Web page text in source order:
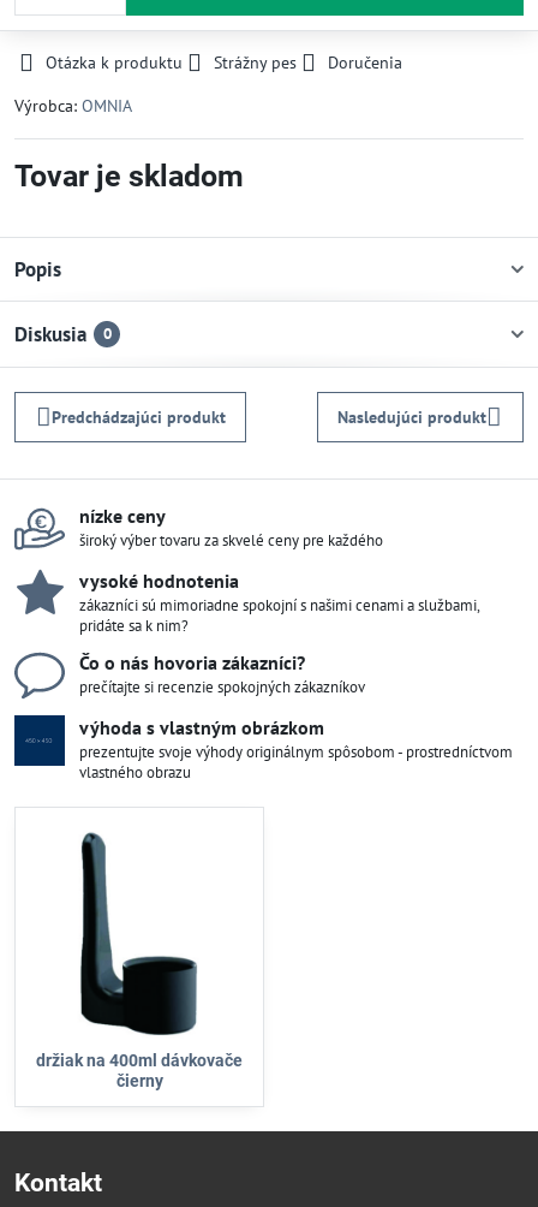
Otázka k produktu Strážny pes
Doručenia
Výrobca: OMNIA
Tovar je skladom
Popis
Diskusia 0
Predchádzajúci produkt Nasledujúci produkt
nízke ceny
široký výber tovaru za skvelé ceny pre každého
vysoké hodnotenia
zákazníci sú mimoriadne spokojní s našimi cenami a službami,
pridáte sa k nim?
Čo o nás hovoria zákazníci?
prečítajte si recenzie spokojných zákazníkov
výhoda s vlastným obrázkom
prezentujte svoje výhody originálnym spôsobom - prostredníctvom
vlastného obrazu
držiak na 400ml dávkovače
čierny
Kontakt